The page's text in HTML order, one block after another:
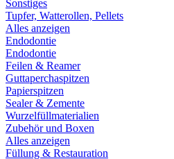
Sonstiges
Tupfer, Watterollen, Pellets
Alles anzeigen
Endodontie
Endodontie
Feilen & Reamer
Guttaperchaspitzen
Papierspitzen
Sealer & Zemente
Wurzelfüllmaterialien
Zubehör und Boxen
Alles anzeigen
Füllung & Restauration